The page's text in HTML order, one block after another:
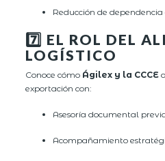
Reducción de
7️⃣ EL ROL DEL
LOGÍSTICO
Conoce cómo Ágilex y la CCCE
exportación con:
Asesoría documental
Acompañamiento